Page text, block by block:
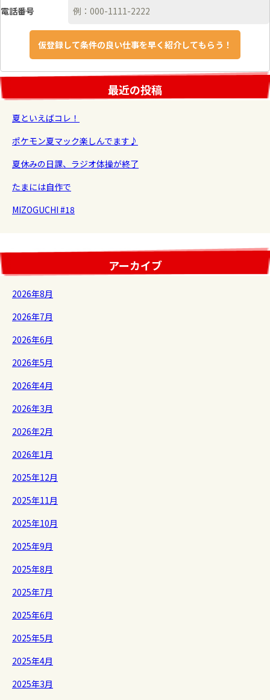
電話番号
最近の投稿
夏といえばコレ！
ポケモン夏マック楽しんでます♪
夏休みの日課、ラジオ体操が終了
たまには自作で
MIZOGUCHI #18
アーカイブ
2026年8月
2026年7月
2026年6月
2026年5月
2026年4月
2026年3月
2026年2月
2026年1月
2025年12月
2025年11月
2025年10月
2025年9月
2025年8月
2025年7月
2025年6月
2025年5月
2025年4月
2025年3月